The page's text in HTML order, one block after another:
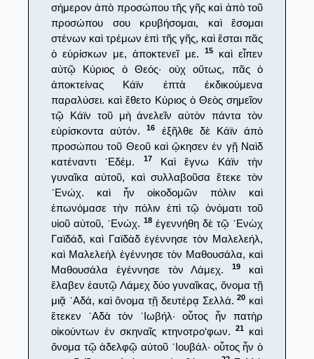
σήμερον ἀπὸ προσώπου τῆς γῆς καὶ ἀπὸ τοῦ
προσώπου σου κρυβήσομαι, καὶ ἔσομαι
στένων καὶ τρέμων ἐπὶ τῆς γῆς, καὶ ἔσται πᾶς
ὁ εὑρίσκων με, ἀποκτενεῖ με.
15καὶ εἶπεν
αὐτῷ Κύριος ὁ Θεός· οὐχ οὕτως, πᾶς ὁ
ἀποκτείνας Κάϊν ἑπτὰ ἐκδικούμενα
παραλύσει. καὶ ἔθετο Κύριος ὁ Θεὸς σημεῖον
τῷ Κάϊν τοῦ μὴ ἀνελεῖν αὐτὸν πάντα τὸν
εὑρίσκοντα αὐτόν.16
ἐξῆλθε δὲ Κάϊν ἀπὸ
προσώπου τοῦ Θεοῦ καὶ ᾤκησεν ἐν γῇ Ναὶδ
κατέναντι ᾿Εδέμ.
17
Καὶ ἔγνω Κάϊν τὴν
γυναῖκα αὐτοῦ, καὶ συλλαβοῦσα ἔτεκε τὸν
᾿Ενώχ. καὶ ἦν οἰκοδομῶν πόλιν καὶ
ἐπωνόμασε τὴν πόλιν ἐπὶ τῷ ὀνόματι τοῦ
υἱοῦ αὐτοῦ, ᾿Ενώχ. 18 ἐγεννήθη δὲ τῷ ᾿Ενὼχ
Γαϊδάδ, καὶ Γαϊδὰδ ἐγέννησε τὸν Μαλελεήλ,
καὶ Μαλελεὴλ ἐγέννησε τὸν Μαθουσάλα, καὶ
Μαθουσάλα ἐγέννησε τὸν Λάμεχ.19
καὶ
ἔλαβεν ἑαυτῷ Λάμεχ δύο γυναῖκας, ὄνομα τῇ
μιᾷ ᾿Αδά, καὶ ὄνομα τῇ δευτέρᾳ Σελλά.20 καὶ
ἔτεκεν ᾿Αδὰ τὸν ᾿Ιωβήλ· οὗτος ἦν πατὴρ
οἰκούντων ἐν σκηναῖς κτηνοτρο‘φων.
21καὶ
ὄνομα τῷ ἀδελφῷ αὐτοῦ ᾿Ιουβάλ· οὗτος ἦν ὁ